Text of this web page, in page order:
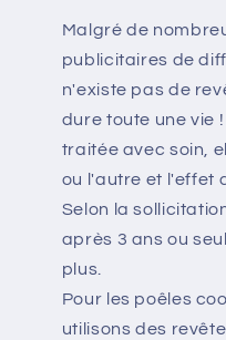
Malgré de
publicitaires de
n'existe pas de
dure toute une vie
traitée avec soin,
ou l'autre et l'effet
Selon la
après 3 ans ou
plus.
Pour les poêles
utilisons des